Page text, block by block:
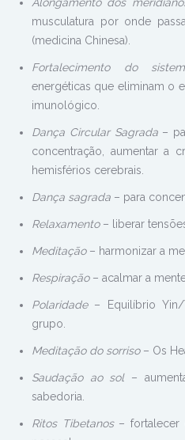
musculatura por onde
(medicina Chinesa).
Fortalecimento do
energéticas que eliminam o
imunológico.
Dança Circular Sagrada–
concentração, aumentar a
hemisférios cerebrais.
Dança sagrada – para
Relaxamento– liberar
Meditação– harmonizar a
Respiração– acalmar a
Polaridade– Equilíbrio Yin/
grupo.
Meditação do sorriso– Os
Saudação ao sol–
sabedoria.
Ritos Tibetanos– fortalecer